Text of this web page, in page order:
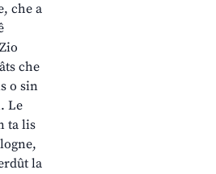
che a
che
o sin
Le
ta lis
la